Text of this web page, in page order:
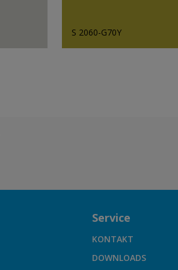
S 2060-G70Y
Service
KONTAKT
DOWNLOADS